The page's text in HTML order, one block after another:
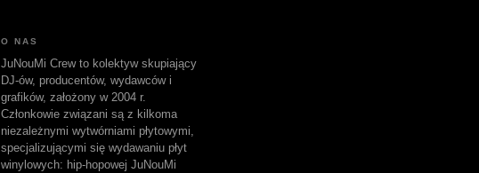
O NAS
JuNouMi Crew to kolektyw skupiający
DJ-ów, producentów, wydawców i
grafików, założony w 2004 r.
Członkowie związani są z kilkoma
niezależnymi wytwórniami płytowymi,
specjalizującymi się wydawaniu płyt
winylowych: hip-hopowej JuNouMi